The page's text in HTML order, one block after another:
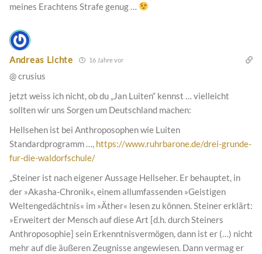
meines Erachtens Strafe genug …
Andreas Lichte 16 Jahre vor
@ crusius
jetzt weiss ich nicht, ob du „Jan Luiten“ kennst … vielleicht
sollten wir uns Sorgen um Deutschland machen:
Hellsehen ist bei Anthroposophen wie Luiten
Standardprogramm …, https://www.ruhrbarone.de/drei-grunde-
fur-die-waldorfschule/
„Steiner ist nach eigener Aussage Hellseher. Er behauptet, in
der »Akasha-Chronik«, einem allumfassenden »Geistigen
Weltengedächtnis« im »Äther« lesen zu können. Steiner erklärt:
»Erweitert der Mensch auf diese Art [d.h. durch Steiners
Anthroposophie] sein Erkenntnisvermögen, dann ist er (…) nicht
mehr auf die äußeren Zeugnisse angewiesen. Dann vermag er